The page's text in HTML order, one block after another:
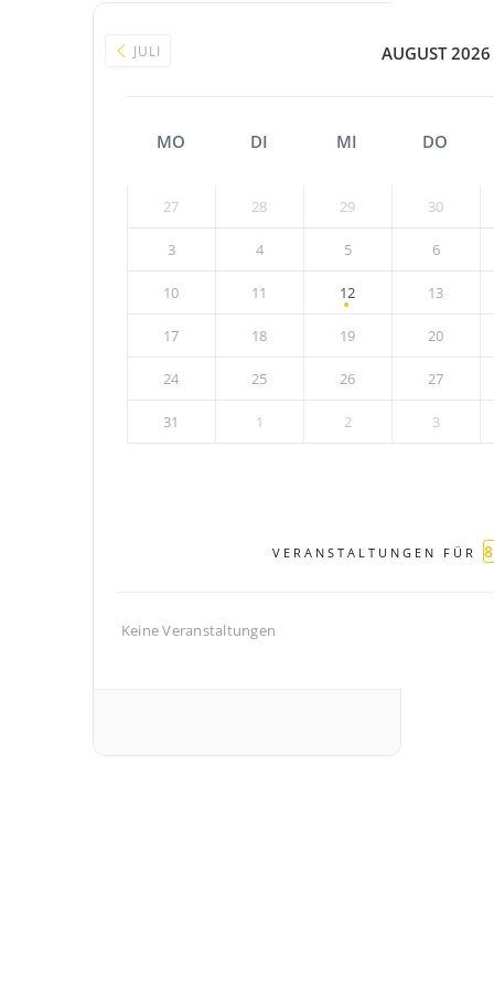
JULI AUGUST 2026
MO DI MI DO
27 28 29 30
3 4 5 6
10 11 12 13
17 18 19 20
24 25 26 27
31 1 2 3
VERANSTALTUNGEN FÜR
Keine Veranstaltungen